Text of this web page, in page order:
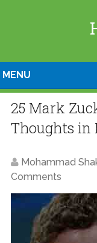
MENU
25 Mark
Thoughts in
Mohammad
Comments